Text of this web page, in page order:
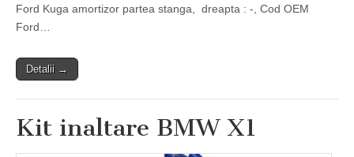
Ford Kuga amortizor partea stanga, dreapta : -, Cod OEM
Ford…
Detalii →
Kit inaltare BMW X1